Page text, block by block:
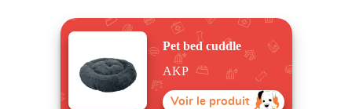
Pet bed cuddle
AKP
Voir le produit